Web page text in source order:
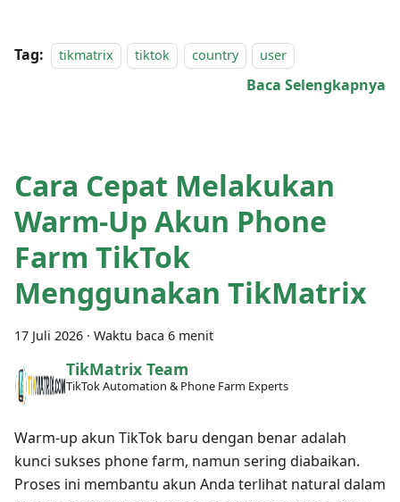
Tag: tikmatrix tiktok country user
Baca Selengkapnya
Cara Cepat Melakukan
Warm-Up Akun Phone
Farm TikTok
Menggunakan TikMatrix
17 Juli 2026 · Waktu baca 6 menit
TikMatrix Team
TikTok Automation & Phone Farm Experts
Warm-up akun TikTok baru dengan benar adalah
kunci sukses phone farm, namun sering diabaikan.
Proses ini membantu akun Anda terlihat natural dalam